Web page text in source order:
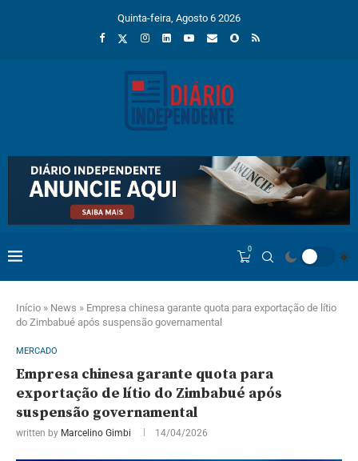
Quinta-feira, Agosto 6 2026
0
Início » News » Empresa chinesa garante quota para exportação de lítio
do Zimbabué após suspensão governamental
MERCADO
Empresa chinesa garante quota para
exportação de lítio do Zimbabué após
suspensão governamental
written by Marcelino Gimbi 14/04/2026